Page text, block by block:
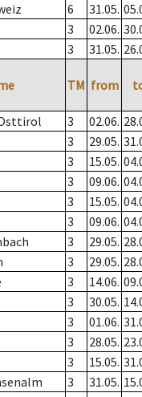
6 31.05.
3 02.06.
3 31.05.
TM from
3 02.06.
3 29.05.
3 15.05.
3 09.06.
3 15.05.
3 09.06.
3 29.05.
3 29.05.
3 14.06.
3 30.05.
3 01.06.
3 28.05.
3 15.05.
3 31.05.